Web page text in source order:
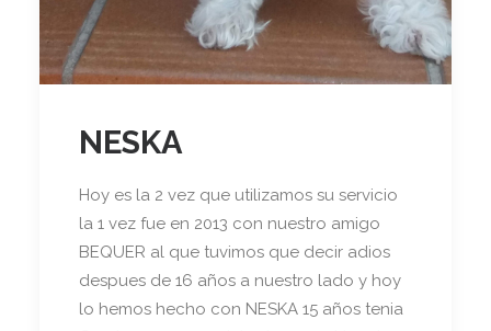
NESKA
Hoy es la 2 vez que utilizamos su servicio
la 1 vez fue en 2013 con nuestro amigo
BEQUER al que tuvimos que decir adios
despues de 16 años a nuestro lado y hoy
lo hemos hecho con NESKA 15 años tenia